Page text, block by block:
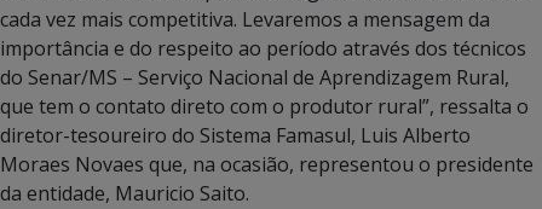
cada vez mais competitiva. Levaremos a mensagem da
importância e do respeito ao período através dos técnicos
do Senar/MS – Serviço Nacional de Aprendizagem Rural,
que tem o contato direto com o produtor rural”, ressalta o
diretor-tesoureiro do Sistema Famasul, Luis Alberto
Moraes Novaes que, na ocasião, representou o presidente
da entidade, Mauricio Saito.